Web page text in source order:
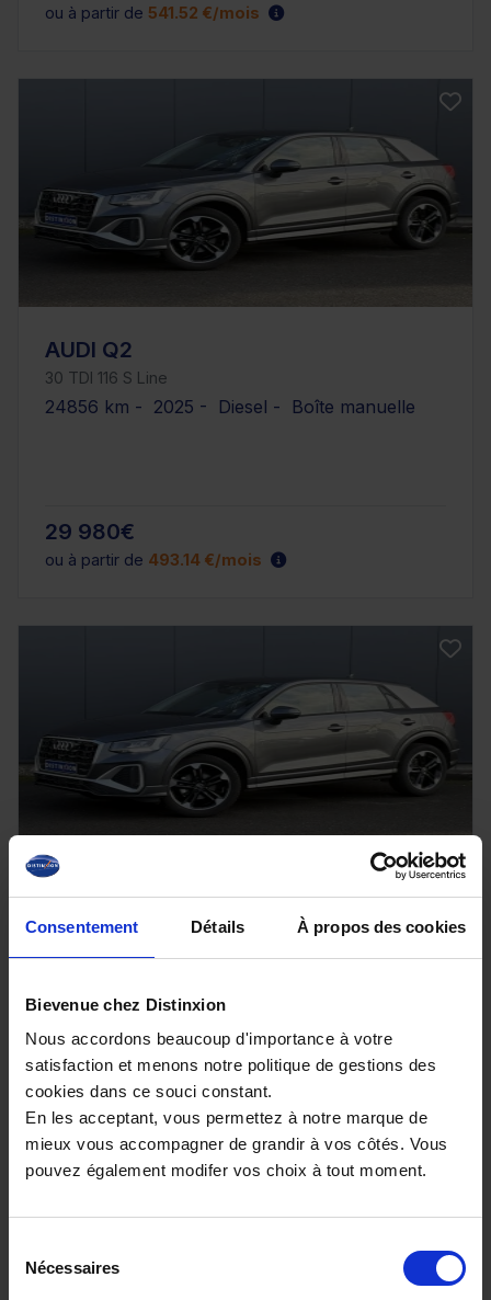
Consentement Détails À propos des cookies
Bievenue chez Distinxion
Nous accordons beaucoup d'importance à votre
satisfaction et menons notre politique de gestions des
cookies dans ce souci constant.
En les acceptant, vous permettez à notre marque de
mieux vous accompagner de grandir à vos côtés. Vous
pouvez également modifer vos choix à tout moment.
Nécessaires
ou à partir de 541.52 €/mois
AUDI Q2
30 TDI 116 S Line
24856 km - 2025 - Diesel - Boîte manuelle
29 980€
ou à partir de 493.14 €/mois
AUDI Q2
30 TDI 116 S Line
19593 km - 2025 - Diesel - Boîte manuelle
29 980€